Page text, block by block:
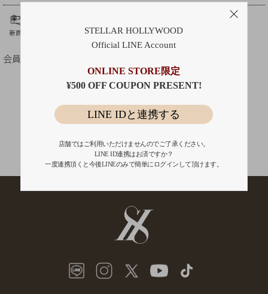
新商品やサービスなど最新情報の配信 バースデーなど得なクーポン利用
会員ステージについて >>
新規会員登
録
Page Top
STELLAR HOLLYWOOD
Official LINE Account
ONLINE STORE限定
¥500 OFF COUPON PRESENT!
LINE IDと連携する
店舗ではご利用いただけませんのでご了承ください。
LINE ID連携はお済ですか？
一度連携頂くと今後LINEのみで簡単にログインして頂けます。